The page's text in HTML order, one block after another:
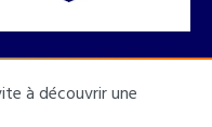
à découvrir une